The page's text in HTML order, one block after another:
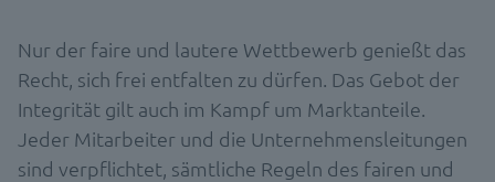
Nur der faire und lautere Wettbewerb genießt das
Recht, sich frei entfalten zu dürfen. Das Gebot der
Integrität gilt auch im Kampf um Marktanteile.
Jeder Mitarbeiter und die Unternehmensleitungen
sind verpflichtet, sämtliche Regeln des fairen und